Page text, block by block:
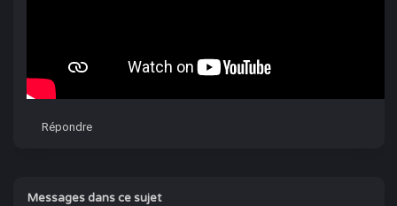
Répondre
Messages dans ce sujet